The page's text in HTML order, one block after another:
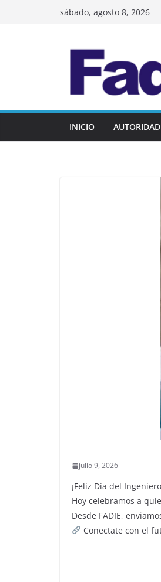
sábado, agosto 8, 2026
INICIO
julio 9, 2026
¡Feliz Día del
Hoy celebramos a
Desde FADIE,
Conectate con el